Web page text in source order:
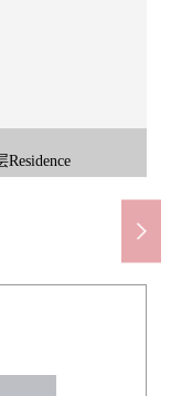
分入口